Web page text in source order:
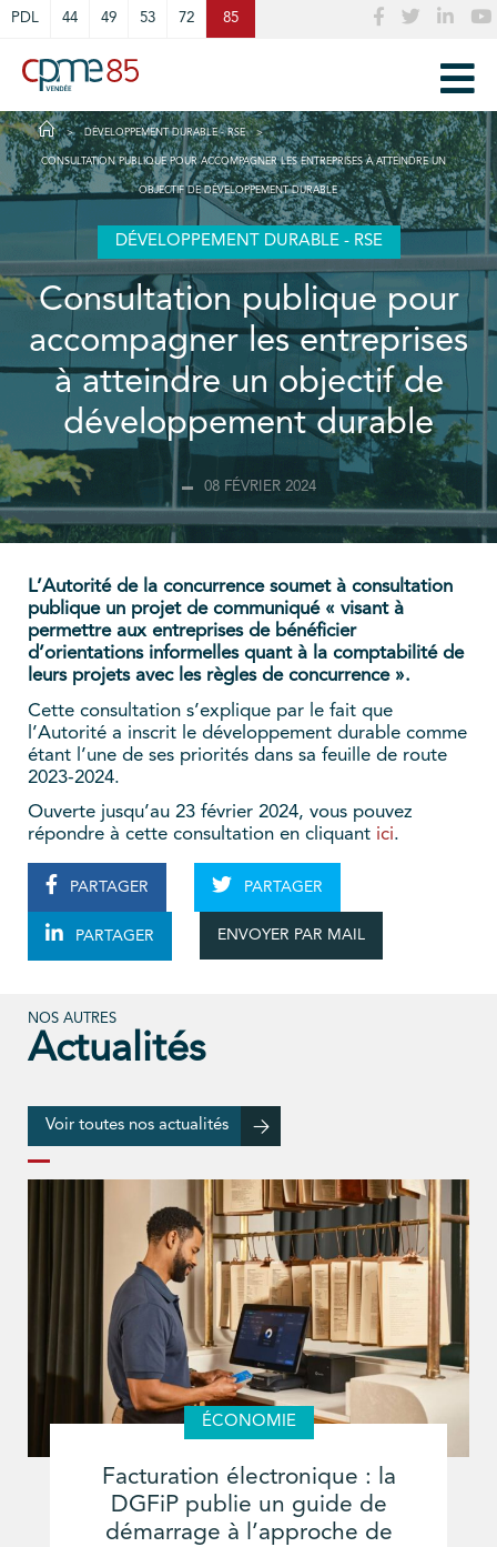
PDL 44 49 53 72 85
DÉVELOPPEMENT DURABLE - RSE
CONSULTATION PUBLIQUE POUR ACCOMPAGNER LES ENTREPRISES À ATTEINDRE UN
OBJECTIF DE DÉVELOPPEMENT DURABLE
DÉVELOPPEMENT DURABLE - RSE
Consultation publique pour
accompagner les entreprises
à atteindre un objectif de
développement durable
08 FÉVRIER 2024
L’Autorité de la concurrence soumet à consultation
publique un projet de communiqué « visant à
permettre aux entreprises de bénéficier
d’orientations informelles quant à la comptabilité de
leurs projets avec les règles de concurrence ».
Cette consultation s’explique par le fait que
l’Autorité a inscrit le développement durable comme
étant l’une de ses priorités dans sa feuille de route
2023-2024.
Ouverte jusqu’au 23 février 2024, vous pouvez
répondre à cette consultation en cliquant ici.
PARTAGER PARTAGER
PARTAGER ENVOYER PAR MAIL
NOS AUTRES
Actualités
Voir toutes nos actualités
ÉCONOMIE
Facturation électronique : la
DGFiP publie un guide de
démarrage à l’approche de
Cookies management panel